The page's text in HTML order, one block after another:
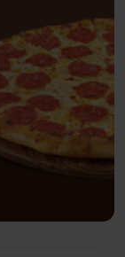
(57)
(27)
(03)